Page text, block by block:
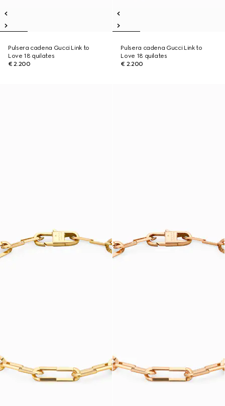
Pulsera cadena Gucci Link to
Love 18 quilates
€ 2.200
Pulsera cadena Gucci Link to
Love 18 quilates
€ 2.200